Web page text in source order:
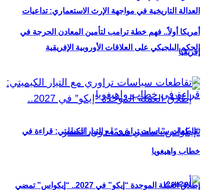
العدالة التاريخية في مواجهة الإرث الاستعماري: تداعيات
الحكم البلجيكي على العلاقات الأوروبية الإفريقية
إطلاق العملة الموحدة “إيكو” في 2027.. “إيكواس” تمضي
أمريكا أولاً.. فهم خطة ترامب لتأمين المعادن الحرجة في
إفريقيا
تقاطعات سياسات تراوري مع التيار الكيميتي: قراءة في
خطاب واهيغويا